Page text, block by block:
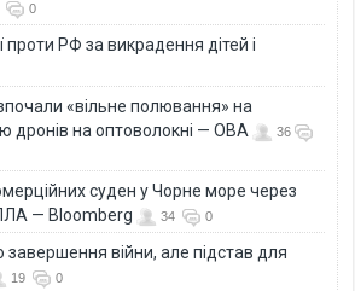
0
проти РФ за викрадення дітей і
«вільне полювання» на
дронів на оптоволокні — ОВА
36
суден у Чорне море через
— Bloomberg
34 0
війни, але підстав для
19 0